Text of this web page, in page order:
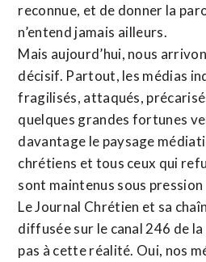
reconnue, et de donner la
n’entend jamais ailleurs.
Mais aujourd’hui, nous
décisif. Partout, les médias
fragilisés, attaqués,
quelques grandes fortunes
davantage le paysage
chrétiens et tous ceux qui
sont maintenus sous
Le Journal Chrétien et sa
diffusée sur le canal 246 de la
pas à cette réalité. Oui, nos